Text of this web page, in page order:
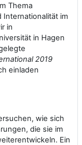
Thema
im
in
in Hagen
2019
einladen
wie sich
die sie im
Ein